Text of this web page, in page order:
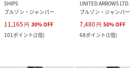
SHIPS
ブルゾン・ジャンパー
11,165 円 30%OFF
101ポイント(1倍)
ブルゾン・ジャンパー
7,480 円 50%OFF
68ポイント(1倍)